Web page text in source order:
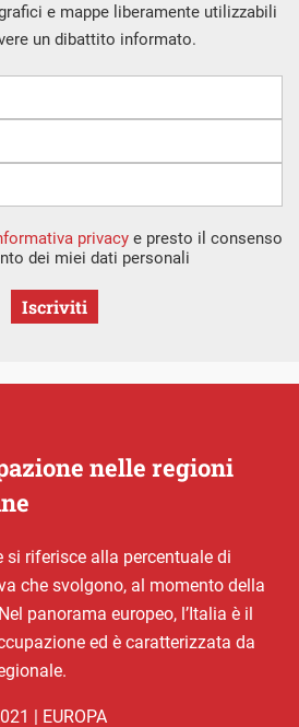
e mappe liberamente utilizzabili
un dibattito informato.
privacy e presto il consenso
dei miei dati personali
Iscriviti
nelle regioni
riferisce alla percentuale di
che svolgono, al momento della
panorama europeo, l’Italia è il
ed è caratterizzata da
| EUROPA